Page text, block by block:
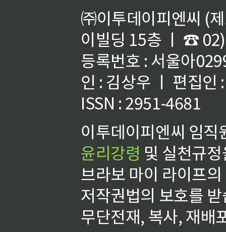
㈜이투데이피엔씨 (
이빌딩 15층 ㅣ ☎
등록번호 : 서울아
인 : 김상우 ㅣ 편집인
ISSN : 2951-4681
이투데이피엔씨 임
윤리강령 및 실천규
브라보 마이 라이프
저작권법의 보호를
무단전재, 복사, 재배